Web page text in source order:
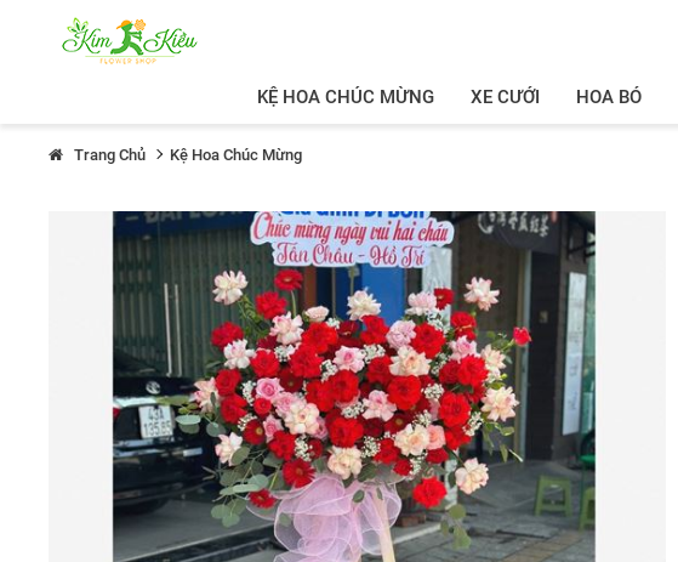
KỆ HOA CHÚC MỪNG XE CƯỚI HOA BÓ
Trang Chủ Kệ Hoa Chúc Mừng